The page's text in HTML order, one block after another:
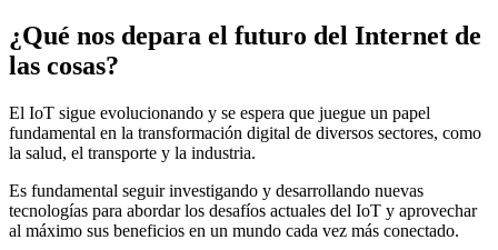
¿Qué nos depara el futuro del Internet de
las cosas?
El IoT sigue evolucionando y se espera que juegue un papel
fundamental en la transformación digital de diversos sectores, como
la salud, el transporte y la industria.
Es fundamental seguir investigando y desarrollando nuevas
tecnologías para abordar los desafíos actuales del IoT y aprovechar
al máximo sus beneficios en un mundo cada vez más conectado.